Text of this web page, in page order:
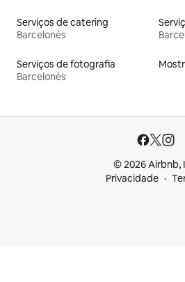
Serviços de catering
Barcelonès
Serviços de fotografia
Barcelonès
© 2026 Airbnb,
Privacidade